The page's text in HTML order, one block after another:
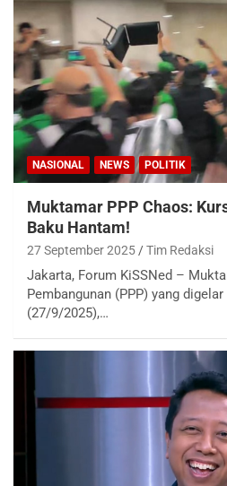
NASIONAL NEWS POLITIK
Muktamar PPP Chaos:
Baku Hantam!
27 September 2025 Tim Redaksi
Jakarta, Forum KiSSNed –
Pembangunan (PPP) yang
(27/9/2025),…